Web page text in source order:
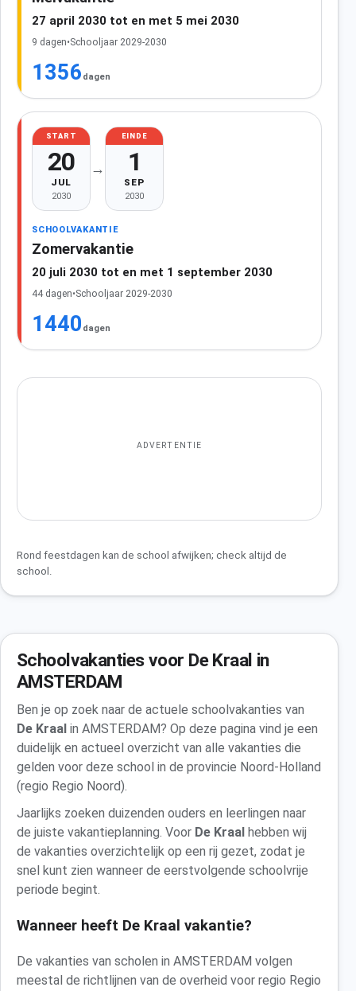
27 april 2030 tot en met 5 mei 2030
9 dagen•Schooljaar 2029-2030
1356 dagen
START
20
JUL
2030
→
EINDE
1
SEP
2030
SCHOOLVAKANTIE
Zomervakantie
20 juli 2030 tot en met 1 september 2030
44 dagen•Schooljaar 2029-2030
1440 dagen
ADVERTENTIE
Rond feestdagen kan de school afwijken; check altijd de
school.
Schoolvakanties voor De Kraal in
AMSTERDAM
Ben je op zoek naar de actuele schoolvakanties van
De Kraal in AMSTERDAM? Op deze pagina vind je een
duidelijk en actueel overzicht van alle vakanties die
gelden voor deze school in de provincie Noord-Holland
(regio Regio Noord).
Jaarlijks zoeken duizenden ouders en leerlingen naar
de juiste vakantieplanning. Voor De Kraal hebben wij
de vakanties overzichtelijk op een rij gezet, zodat je
snel kunt zien wanneer de eerstvolgende schoolvrije
periode begint.
Wanneer heeft De Kraal vakantie?
De vakanties van scholen in AMSTERDAM volgen
meestal de richtlijnen van de overheid voor regio Regio